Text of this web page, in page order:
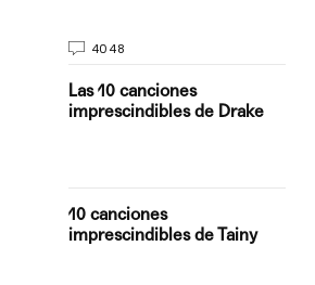
4048
Las 10 canciones
imprescindibles de Drake
10 canciones
imprescindibles de Tainy